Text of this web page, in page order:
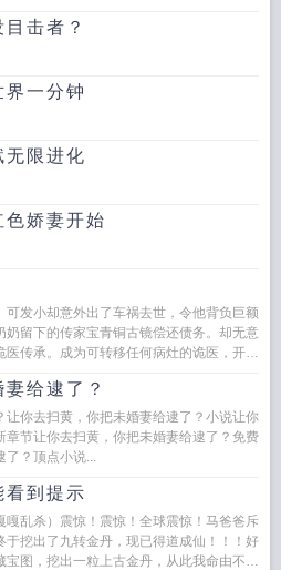
击者？
界一分钟
无限进化
色娇妻开始
发小却意外出了车祸去世，令他背负巨额
留下的传家宝青铜古镜偿还债务。却无意
传承。成为可转移任何病灶的诡医，开始
给逮了？
你去扫黄，你把未婚妻给逮了？小说让你
节让你去扫黄，你把未婚妻给逮了？免费
了？顶点小说...
看到提示
嘎乱杀）震惊！震惊！全球震惊！马爸爸斥
于挖出了九转金丹，现已得道成仙！！！好
图，挖出一粒上古金丹，从此我命由不由